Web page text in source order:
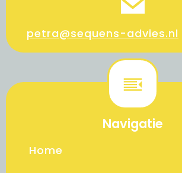
petra@sequens-advies.nl
Navigatie
Home